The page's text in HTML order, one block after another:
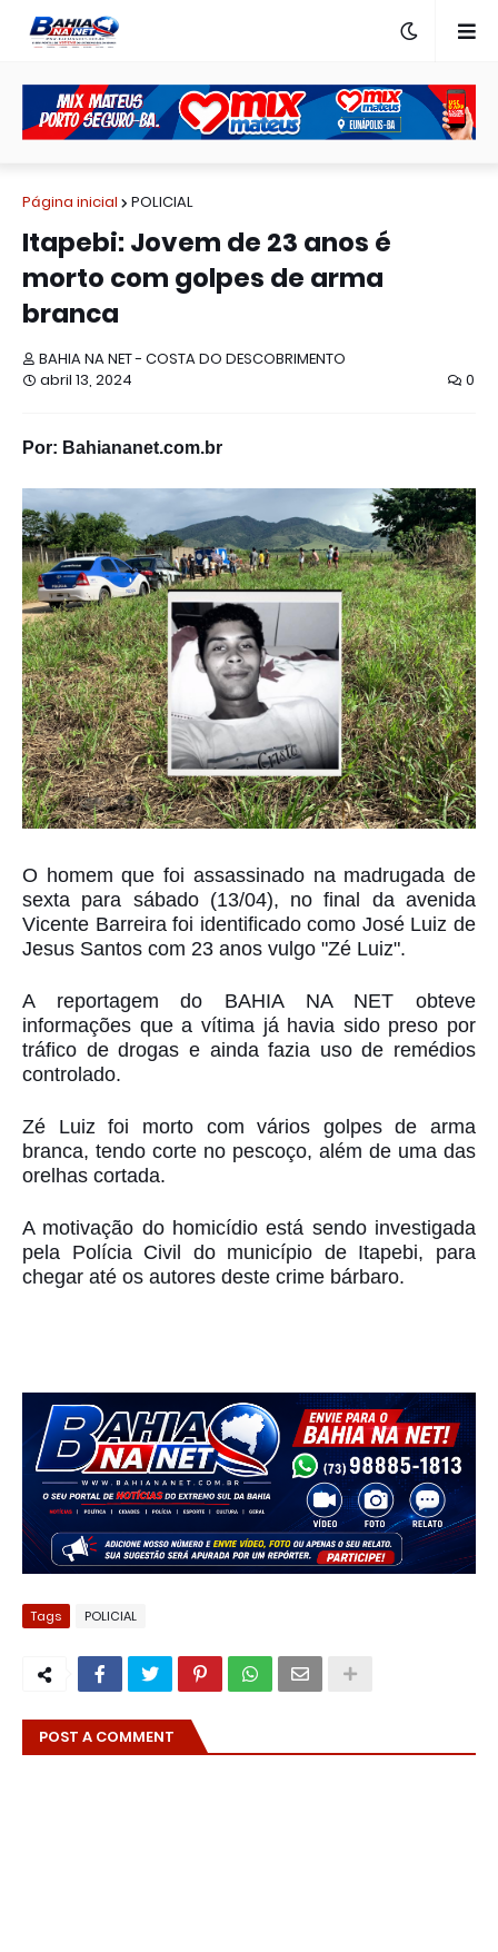
Página inicial POLICIAL
Itapebi: Jovem de 23 anos é
morto com golpes de arma
branca
BAHIA NA NET - COSTA DO DESCOBRIMENTO
abril 13, 2024
0
Por: Bahiananet.com.br
O homem que foi assassinado na madrugada de
sexta para sábado (13/04), no final da avenida
Vicente Barreira foi identificado como José Luiz de
Jesus Santos com 23 anos vulgo "Zé Luiz".
A reportagem do BAHIA NA NET obteve
informações que a vítima já havia sido preso por
tráfico de drogas e ainda fazia uso de remédios
controlado.
Zé Luiz foi morto com vários golpes de arma
branca, tendo corte no pescoço, além de uma das
orelhas cortada.
A motivação do homicídio está sendo investigada
pela Polícia Civil do município de Itapebi, para
chegar até os autores deste crime bárbaro.
Tags POLICIAL
POST A COMMENT